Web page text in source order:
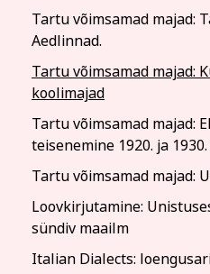
Tartu võimsamad majad:
Aedlinnad.
Tartu võimsamad majad:
koolimajad
Tartu võimsamad majad:
teisenemine 1920. ja
Tartu võimsamad majad:
Loovkirjutamine:
sündiv maailm
Italian Dialects: